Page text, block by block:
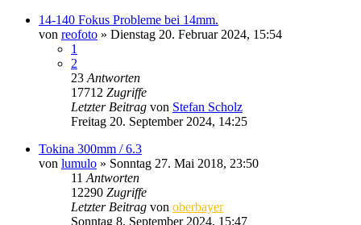
14-140 Fokus Probleme bei 14mm.
von reofoto » Dienstag 20. Februar 2024, 15:54
1
2
23 Antworten
17712 Zugriffe
Letzter Beitrag von Stefan Scholz
Freitag 20. September 2024, 14:25
Tokina 300mm / 6.3
von lumulo » Sonntag 27. Mai 2018, 23:50
11 Antworten
12290 Zugriffe
Letzter Beitrag von oberbayer
Sonntag 8. September 2024, 15:47